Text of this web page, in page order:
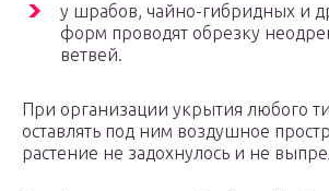
у шрабов, чайно-гибридных и
форм проводят обрезку
ветвей.
При организации укрытия любого
оставлять под ним воздушное
растение не задохнулось и не